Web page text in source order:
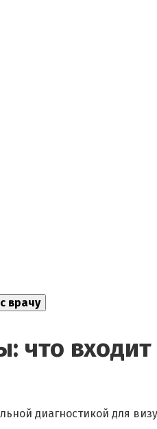
что
диагностикой для